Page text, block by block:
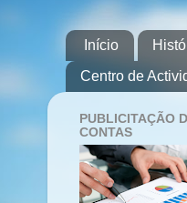
Início
Centro de
PUBLICITAÇÃO
CONTAS